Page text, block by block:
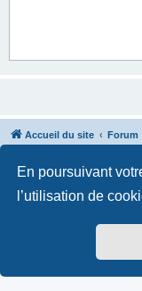
En poursuivant
l’utilisation de
Accueil du site Forum
Développé